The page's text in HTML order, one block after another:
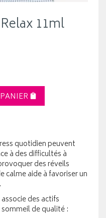
11ml
quotidien peuvent
à des difficultés à
des réveils
calme aide à favoriser un
des actifs
de qualité :